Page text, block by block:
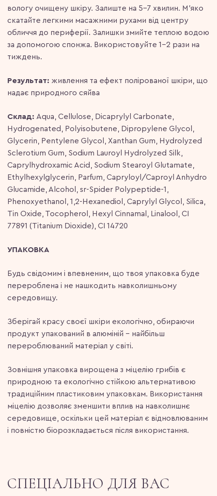
вологу очищену шкіру. Залиште на 5-7 хвилин. М’яко
скатайте легкими масажними рухами від центру
обличчя до периферії. Залишки змийте теплою водою
за допомогою спонжа. Використовуйте 1-2 рази на
тиждень.
Результат: живлення та ефект полірованої шкіри, що
надає природного сяйва
Склад: Aqua, Cellulose, Dicaprylyl Carbonate,
Hydrogenated, Polyisobutene, Dipropylene Glycol,
Glycerin, Pentylene Glycol, Xanthan Gum, Hydrolyzed
Sclerotium Gum, Sodium Lauroyl Hydrolyzed Silk,
Caprylhydroxamic Acid, Sodium Stearoyl Glutamate,
Ethylhexylglycerin, Parfum, Capryloyl/Caproyl Anhydro
Glucamide, Alcohol, sr-Spider Polypeptide-1,
Phenoxyethanol, 1,2-Hexanediol, Caprylyl Glycol, Silica,
Tin Oxide, Tocopherol, Hexyl Cinnamal, Linalool, CI
77891 (Titanium Dioxide), CI 14720
УПАКОВКА
Будь свідомим і впевненим, що твоя упаковка буде
перероблена і не нашкодить навколишньому
середовищу.
Зберігай красу своєї шкіри екологічно, обираючи
продукт упакований в алюміній – найбільш
перероблюваний матеріал у світі.
Зовнішня упаковка вирощена з міцелію грибів є
природною та екологічно стійкою альтернативою
традиційним пластиковим упаковкам. Використання
міцелію дозволяє зменшити вплив на навколишнє
середовище, оскільки цей матеріал є відновлюваним
і повністю біорозкладається після використання.
СПЕЦІАЛЬНО ДЛЯ ВАС